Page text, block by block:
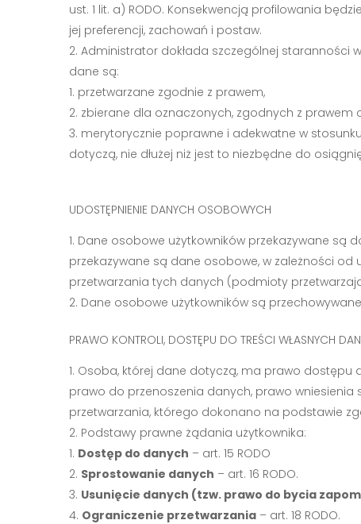
ust. 1 lit. a) RODO. Konsekwencją profilowania
jej preferencji, zachowań i postaw.
Administrator dokłada szczególnej staranności
dane są:
przetwarzane zgodnie z prawem,
zbierane dla oznaczonych, zgodnych z
merytorycznie poprawne i adekwatne w
dotyczą, nie dłużej niż jest to niezbędne do
UDOSTĘPNIENIE DANYCH OSOBOWYCH
Dane osobowe użytkowników przekazywane są
przekazywane są dane osobowe, w zależności
przetwarzania tych danych (podmioty
Dane osobowe użytkowników są
PRAWO KONTROLI, DOSTĘPU DO TREŚCI WŁASNYCH
Osoba, której dane dotyczą, ma prawo dostępu
prawo do przenoszenia danych, prawo
przetwarzania, którego dokonano na podstawie
Podstawy prawne żądania użytkownika:
Dostęp do danych – art. 15 RODO
Sprostowanie danych – art. 16 RODO.
Usunięcie danych (tzw. prawo do bycia
Ograniczenie przetwarzania – art. 18 RODO.